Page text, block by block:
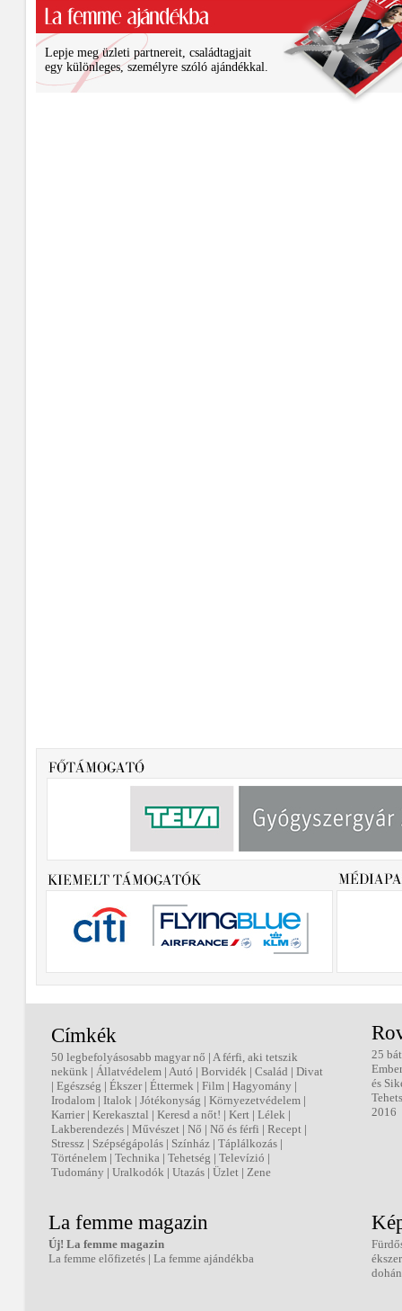
Lepje meg üzleti partnereit, családtagjait
egy különleges, személyre szóló ajándékkal.
Címkék
50 legbefolyásosabb magyar nő | A férfi, aki tetszik
nekünk | Állatvédelem | Autó | Borvidék | Család | Divat
| Egészség | Ékszer| Éttermek | Film | Hagyomány |
Irodalom | Italok | Jótékonyság | Környezetvédelem |
Karrier| Kerekasztal | Keresd a nőt! | Kert | Lélek |
Lakberendezés | Művészet | Nő | Nő és férfi | Recept |
Stressz | Szépségápolás | Színház | Táplálkozás |
Történelem | Technika | Tehetség | Televízió |
Tudomány | Uralkodók | Utazás | Üzlet | Zene
25
és
2016
La femme magazin
Új! La femme magazin
La femme előfizetés | La femme ajándékba